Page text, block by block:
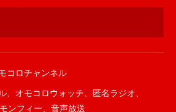
コロチャンネル
オモコロウォッチ 匿名ラジオ
モンフィー
音声放送